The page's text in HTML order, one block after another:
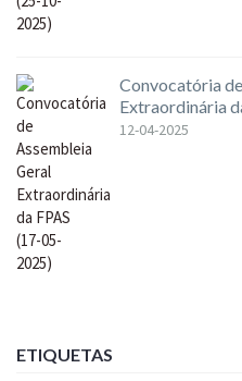
Convocatória
Extraordinária
12-04-2025
ETIQUETAS